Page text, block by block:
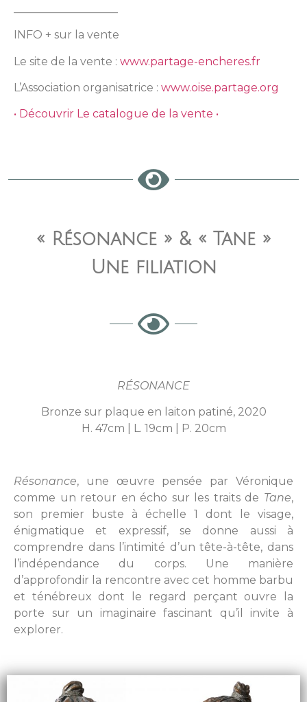
INFO + sur la vente
Le site de la vente : www.partage-encheres.fr
L’Association organisatrice : www.oise.partage.org
• Découvrir Le catalogue de la vente •
« Résonance » & « Tane »
Une filiation
RÉSONANCE
Bronze sur plaque en laiton patiné, 2020
H. 47cm | L. 19cm | P. 20cm
Résonance, une œuvre pensée par Véronique
comme un retour en écho sur les traits de Tane,
son premier buste à échelle 1 dont le visage,
énigmatique et expressif, se donne aussi à
comprendre dans l’intimité d’un tête-à-tête, dans
l’indépendance du corps. Une manière
d’approfondir la rencontre avec cet homme barbu
et ténébreux dont le regard perçant ouvre la
porte sur un imaginaire fascinant qu’il invite à
explorer.